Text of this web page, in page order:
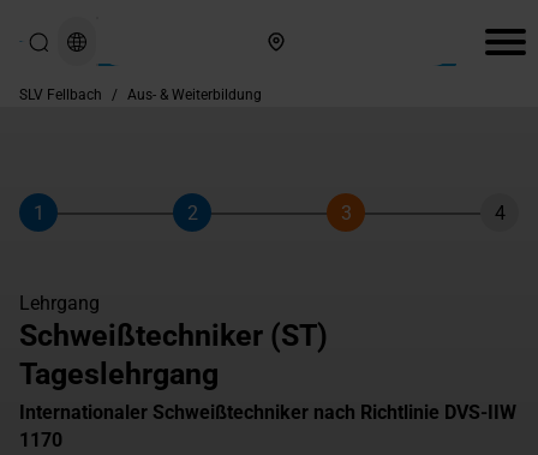
SLV Fellbach / Aus- & Weiterbildung
Schritt
1
Schritt
2
Schritt
3 4
Lehrgang
Schweißtechniker (ST)
Tageslehrgang
Internationaler Schweißtechniker nach Richtlinie DVS-IIW
1170